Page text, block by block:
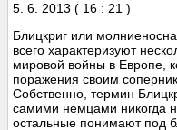
5. 6. 2013 ( 16 : 21 )
Блицкриг или
всего характеризуют
мировой войны в Европе,
поражения своим
Собственно, термин
самими немцами никогда
остальные понимают под